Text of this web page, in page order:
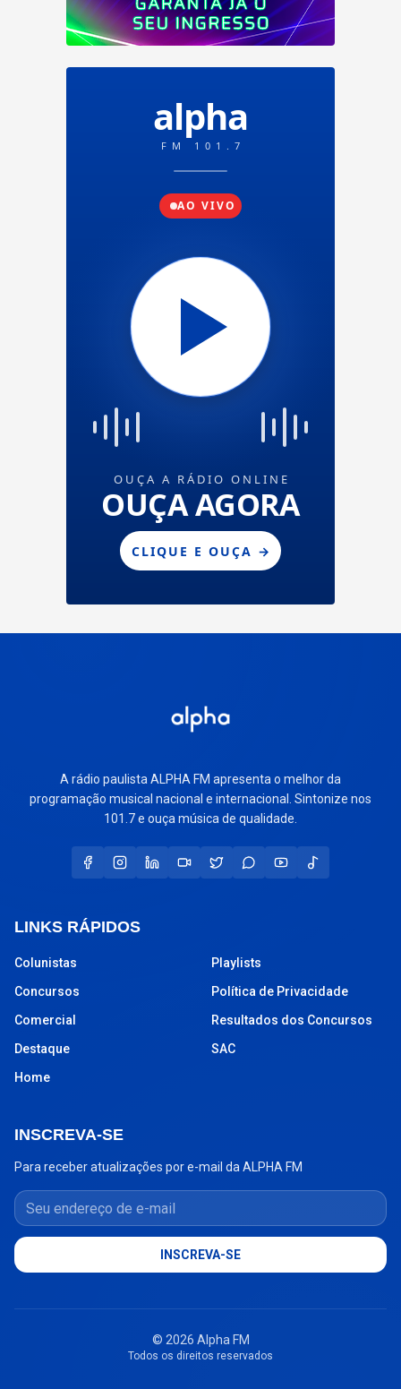
A rádio paulista ALPHA FM apresenta o melhor da
programação musical nacional e internacional. Sintonize nos
101.7 e ouça música de qualidade.
LINKS RÁPIDOS
Colunistas
Concursos
Comercial
Destaque
Home
Playlists
Política de Privacidade
Resultados dos Concursos
SAC
INSCREVA-SE
Para receber atualizações por e-mail da ALPHA FM
Seu endereço de e-mail
INSCREVA-SE
© 2026 Alpha FM
Todos os direitos reservados